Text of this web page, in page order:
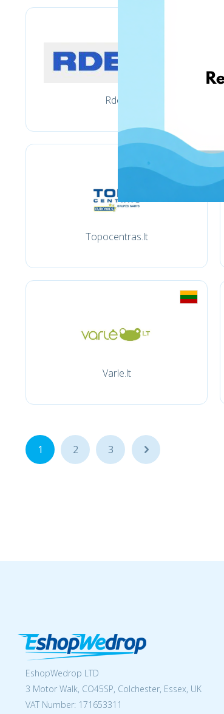
Rde.lt
Topocentras.lt
Varle.lt
1 2 3 ...
EshopWedrop LTD
3 Motor Walk, CO45SP, Colchester, Essex, UK
VAT Number: 171653311